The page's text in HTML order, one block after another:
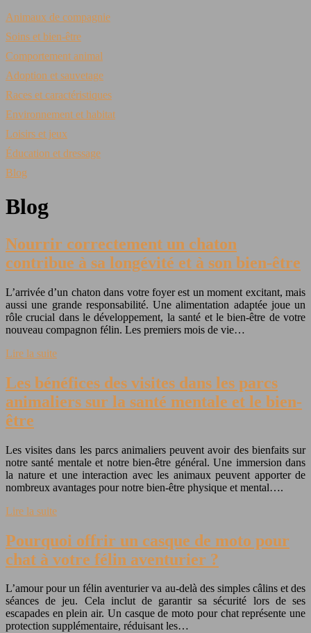
Animaux de compagnie
Soins et bien-être
Comportement animal
Adoption et sauvetage
Races et caractéristiques
Environnement et habitat
Loisirs et jeux
Éducation et dressage
Blog
Blog
Nourrir correctement un chaton
contribue à sa longévité et à son bien-être
L’arrivée d’un chaton dans votre foyer est un moment excitant, mais
aussi une grande responsabilité. Une alimentation adaptée joue un
rôle crucial dans le développement, la santé et le bien-être de votre
nouveau compagnon félin. Les premiers mois de vie…
Lire la suite
Les bénéfices des visites dans les parcs
animaliers sur la santé mentale et le bien-
être
Les visites dans les parcs animaliers peuvent avoir des bienfaits sur
notre santé mentale et notre bien-être général. Une immersion dans
la nature et une interaction avec les animaux peuvent apporter de
nombreux avantages pour notre bien-être physique et mental….
Lire la suite
Pourquoi offrir un casque de moto pour
chat à votre félin aventurier ?
L’amour pour un félin aventurier va au-delà des simples câlins et des
séances de jeu. Cela inclut de garantir sa sécurité lors de ses
escapades en plein air. Un casque de moto pour chat représente une
protection supplémentaire, réduisant les…